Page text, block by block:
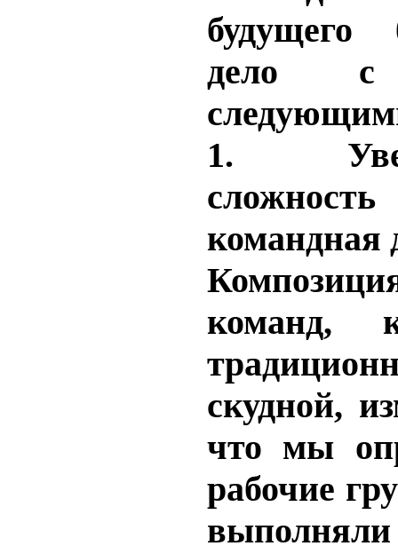
будущего
дело с
1.
командная
команд,
скудной,
что мы
рабочие